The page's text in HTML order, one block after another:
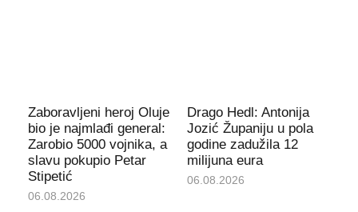
Zaboravljeni heroj Oluje
bio je najmlađi general:
Zarobio 5000 vojnika, a
slavu pokupio Petar
Stipetić
06.08.2026
Drago Hedl: Antonija
Jozić Županiju u pola
godine zadužila 12
milijuna eura
06.08.2026